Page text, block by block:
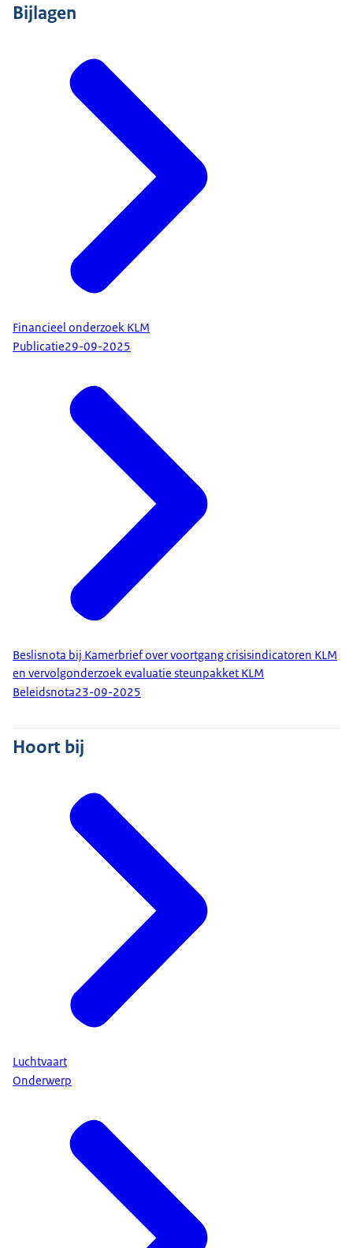
Bijlagen
Financieel onderzoek KLM
Publicatie29-09-2025
Beslisnota bij Kamerbrief over voortgang crisisindicatoren KLM
en vervolgonderzoek evaluatie steunpakket KLM
Beleidsnota23-09-2025
Hoort bij
Luchtvaart
Onderwerp